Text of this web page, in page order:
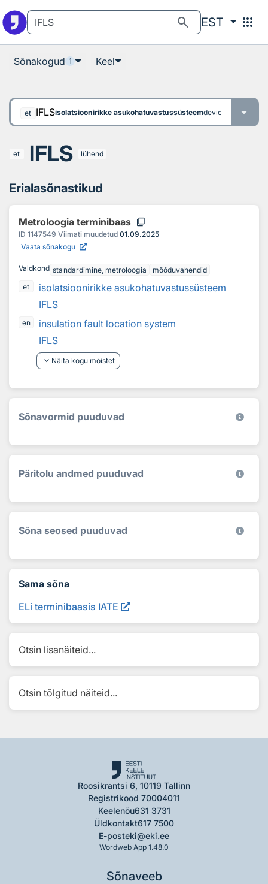
search EST apps
Sõnakogud 1 Keel
et IFLSisolatsioonirikke asukohatuvastussüsteemdevice,
et IFLS lühend
Erialasõnastikud
Metroloogia terminibaas content_copy
ID 1147549 Viimati muudetud 01.09.2025
Vaata sõnakogu
Valdkond standardimine, metroloogia
mõõduvahendid
et
isolatsioonirikke asukohatuvastussüsteem
IFLS
en
insulation fault location system
IFLS
keyboard_arrow_down Näita kogu mõistet
Sõnavormid puuduvad
Päritolu andmed puuduvad
Sõna seosed puuduvad
Sama sõna
ELi terminibaasis IATE
Otsin lisanäiteid...
Otsin tõlgitud näiteid...
Roosikrantsi 6, 10119 Tallinn
Registrikood 70004011
Keelenõu631 3731
Üldkontakt617 7500
E-posteki@eki.ee
Wordweb App 1.48.0
Sõnaveeb